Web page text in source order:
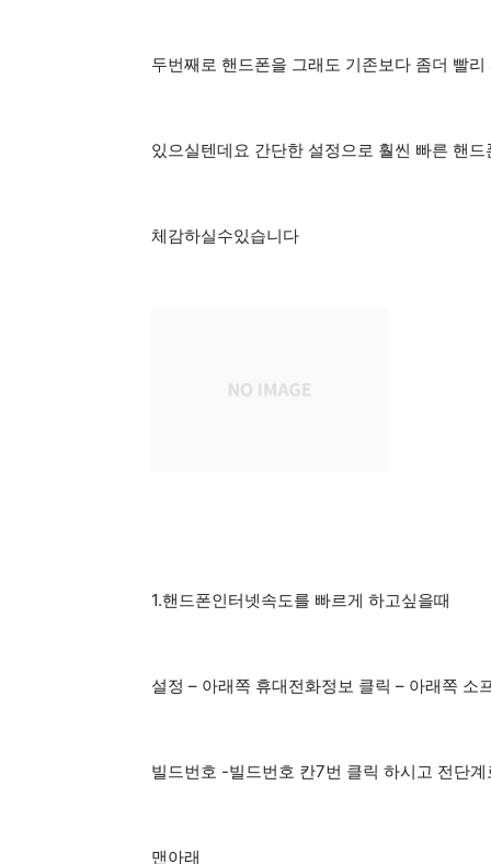
두번째로 핸드폰을 그래도 기존보다 좀더 빨
있으실텐데요 간단한 설정으로 훨씬 빠른 핸드
체감하실수있습니다
1.핸드폰인터넷속도를 빠르게 하고싶을때
설정 – 아래쪽 휴대전화정보 클릭 – 아래쪽 소
빌드번호 -빌드번호 칸7번 클릭 하시고 전단계
맨아래